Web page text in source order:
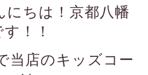
にちは！京都八幡
！！
当店のキッズコー